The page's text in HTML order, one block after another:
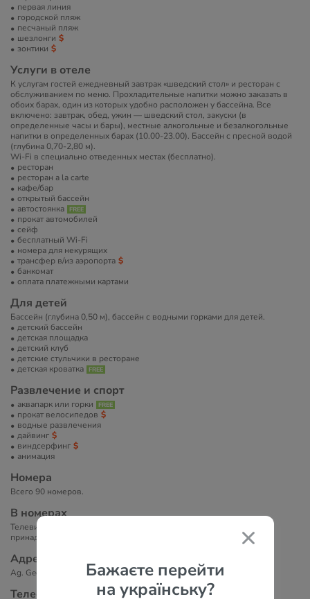
Бажаєте перейти
на українську?
первая линия
городской пляж
песчаный пляж
шезлонги
зонтики
Услуги в отеле
К услугам гостей ежедневный завтрак «шведский стол» и ресторан с
обслуживанием по меню. Прохладительные напитки можно заказать в
обоих барах, один из которых удобно расположен у бассейна. Все
включено: завтрак, обед, ужин — шведский стол, закуски (в
определенные часы и бары), местные алкогольные и безалкогольные
напитки в определенных барах (10.00-23.00). Бассейн с пресной водой
(глубина 0,70-2,80 м).
Wi-Fi в специально отведенных местах (бесплатно).
ресторан
ресторан a la carte
кафе/бар
открытый бассейн
автостоянка
прокат автомобилей
сейф
бесплатный Wi-Fi
номера для некурящих
трансфер в/из аэропорта
банкомат
оплата платежными картами
Для детей
Бассейн (глубина 0,50 м), бассейн с водными горками для детей.
детский бассейн
детская площадка
детский клуб
детские стульчики в ресторане
детская кроватка
Развлечение и спорт
аквапарк или горки
прокат велосипедов
водные развлечения
дайвинг
виндсерфинг
анимация
Номера
Всего 90 номеров.
В номерах
Телевизор, телефон, ванна/душ, фен, туалетно-косметические
принадлежности, кондиционер, мини-бар, балкон/терраса.
Адрес
Ag. Georgios Pagon 490 83, Corfu, Greece
Телефоны